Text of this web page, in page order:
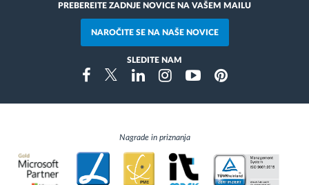
PREBEREITE ZADNJE NOVICE NA VAŠEM MAILU
NAROČITE SE NA NAŠE NOVICE
SLEDITE NAM
FacebookTwitterLinkedinInstragramYoutubePinterest
Nagrade in priznanja